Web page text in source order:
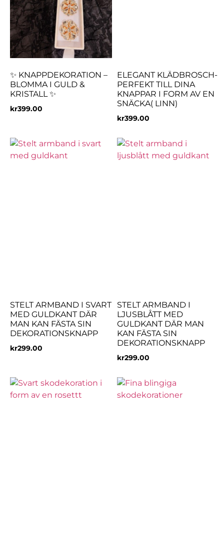
✨ KNAPPDEKORATION –
BLOMMA I GULD &
KRISTALL ✨
kr399.00
ELEGANT KLÄDBROSCH-
PERFEKT TILL DINA
KNAPPAR I FORM AV EN
SNÄCKA( LINN)
kr399.00
STELT ARMBAND I SVART
MED GULDKANT DÄR
MAN KAN FÄSTA SIN
DEKORATIONSKNAPP
kr299.00
STELT ARMBAND I
LJUSBLÅTT MED
GULDKANT DÄR MAN
KAN FÄSTA SIN
DEKORATIONSKNAPP
kr299.00